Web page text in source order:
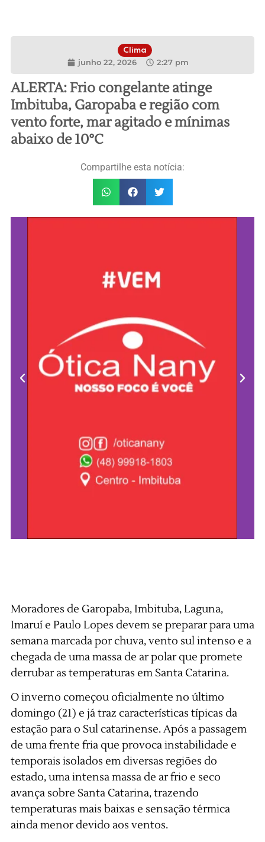
Clima
junho 22, 2026 2:27 pm
ALERTA: Frio congelante atinge
Imbituba, Garopaba e região com
vento forte, mar agitado e mínimas
abaixo de 10°C
Compartilhe esta notícia:
Moradores de Garopaba, Imbituba, Laguna,
Imaruí e Paulo Lopes devem se preparar para uma
semana marcada por chuva, vento sul intenso e a
chegada de uma massa de ar polar que promete
derrubar as temperaturas em Santa Catarina.
O inverno começou oficialmente no último
domingo (21) e já traz características típicas da
estação para o Sul catarinense. Após a passagem
de uma frente fria que provoca instabilidade e
temporais isolados em diversas regiões do
estado, uma intensa massa de ar frio e seco
avança sobre Santa Catarina, trazendo
temperaturas mais baixas e sensação térmica
ainda menor devido aos ventos.